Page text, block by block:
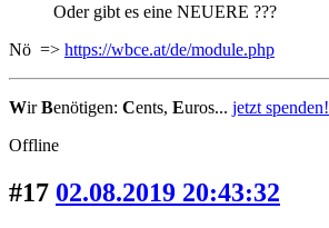
Oder gibt es eine NEUERE ???
Nö => https://wbce.at/de/module.php
WirBenötigen: Cents, Euros... jetzt spenden!
Offline
#17 02.08.2019 20:43:32